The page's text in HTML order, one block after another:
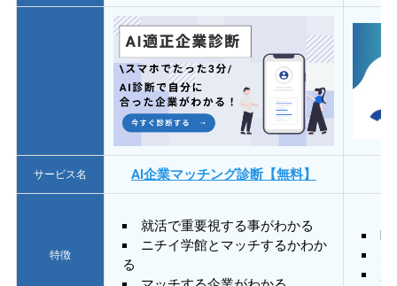
サービス名 AI企業マッチング診断【無料】
特徴
就活で重要視する事がわかる
ニチイ学館とマッチするかわか
る
質